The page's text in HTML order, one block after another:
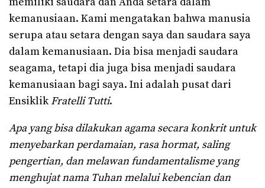
kemanusiaan. Kami mengatakan bahwa manusia
serupa atau setara dengan saya dan saudara saya
dalam kemanusiaan. Dia bisa menjadi saudara
seagama, tetapi dia juga bisa menjadi saudara
kemanusiaan bagi saya. Ini adalah pusat dari
Ensiklik Fratelli Tutti.
Apa yang bisa dilakukan agama secara konkrit untuk
menyebarkan perdamaian, rasa hormat, saling
pengertian, dan melawan fundamentalisme yang
menghujat nama Tuhan melalui kebencian dan